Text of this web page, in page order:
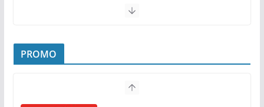
avgust, od 19.00 časova, u
PROMO